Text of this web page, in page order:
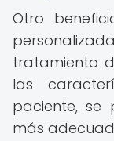
Otro
tratamiento
las
paciente, se
más